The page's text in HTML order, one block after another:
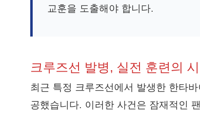
교훈을 도출해야 합니다.
크루즈선 발병, 실전 훈련의
최근 특정 크루즈선에서 발생한 한타
공했습니다. 이러한 사건은 잠재적인